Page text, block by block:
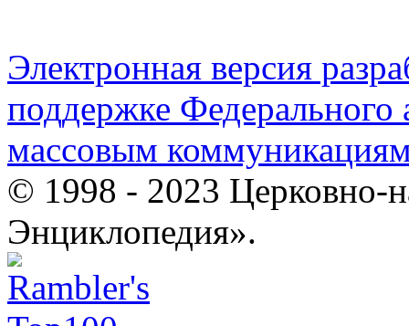
Электронная версия
поддержке Федерального
массовым
© 1998 - 2023 Церковно-
Энциклопедия».